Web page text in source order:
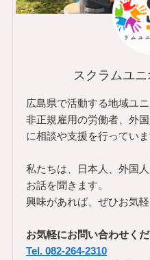
スクラムユ
広島県で活動する地域ユ
非正規雇用の労働者、外
に相談や支援を行っていま
私たちは、日本人、外国
お話を聞きます。
興味があれば、ぜひお気
お気軽にお問い合わせくだ
Tel. 082-264-2310